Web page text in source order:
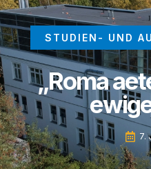
STUDIEN- UND
„Roma
7.